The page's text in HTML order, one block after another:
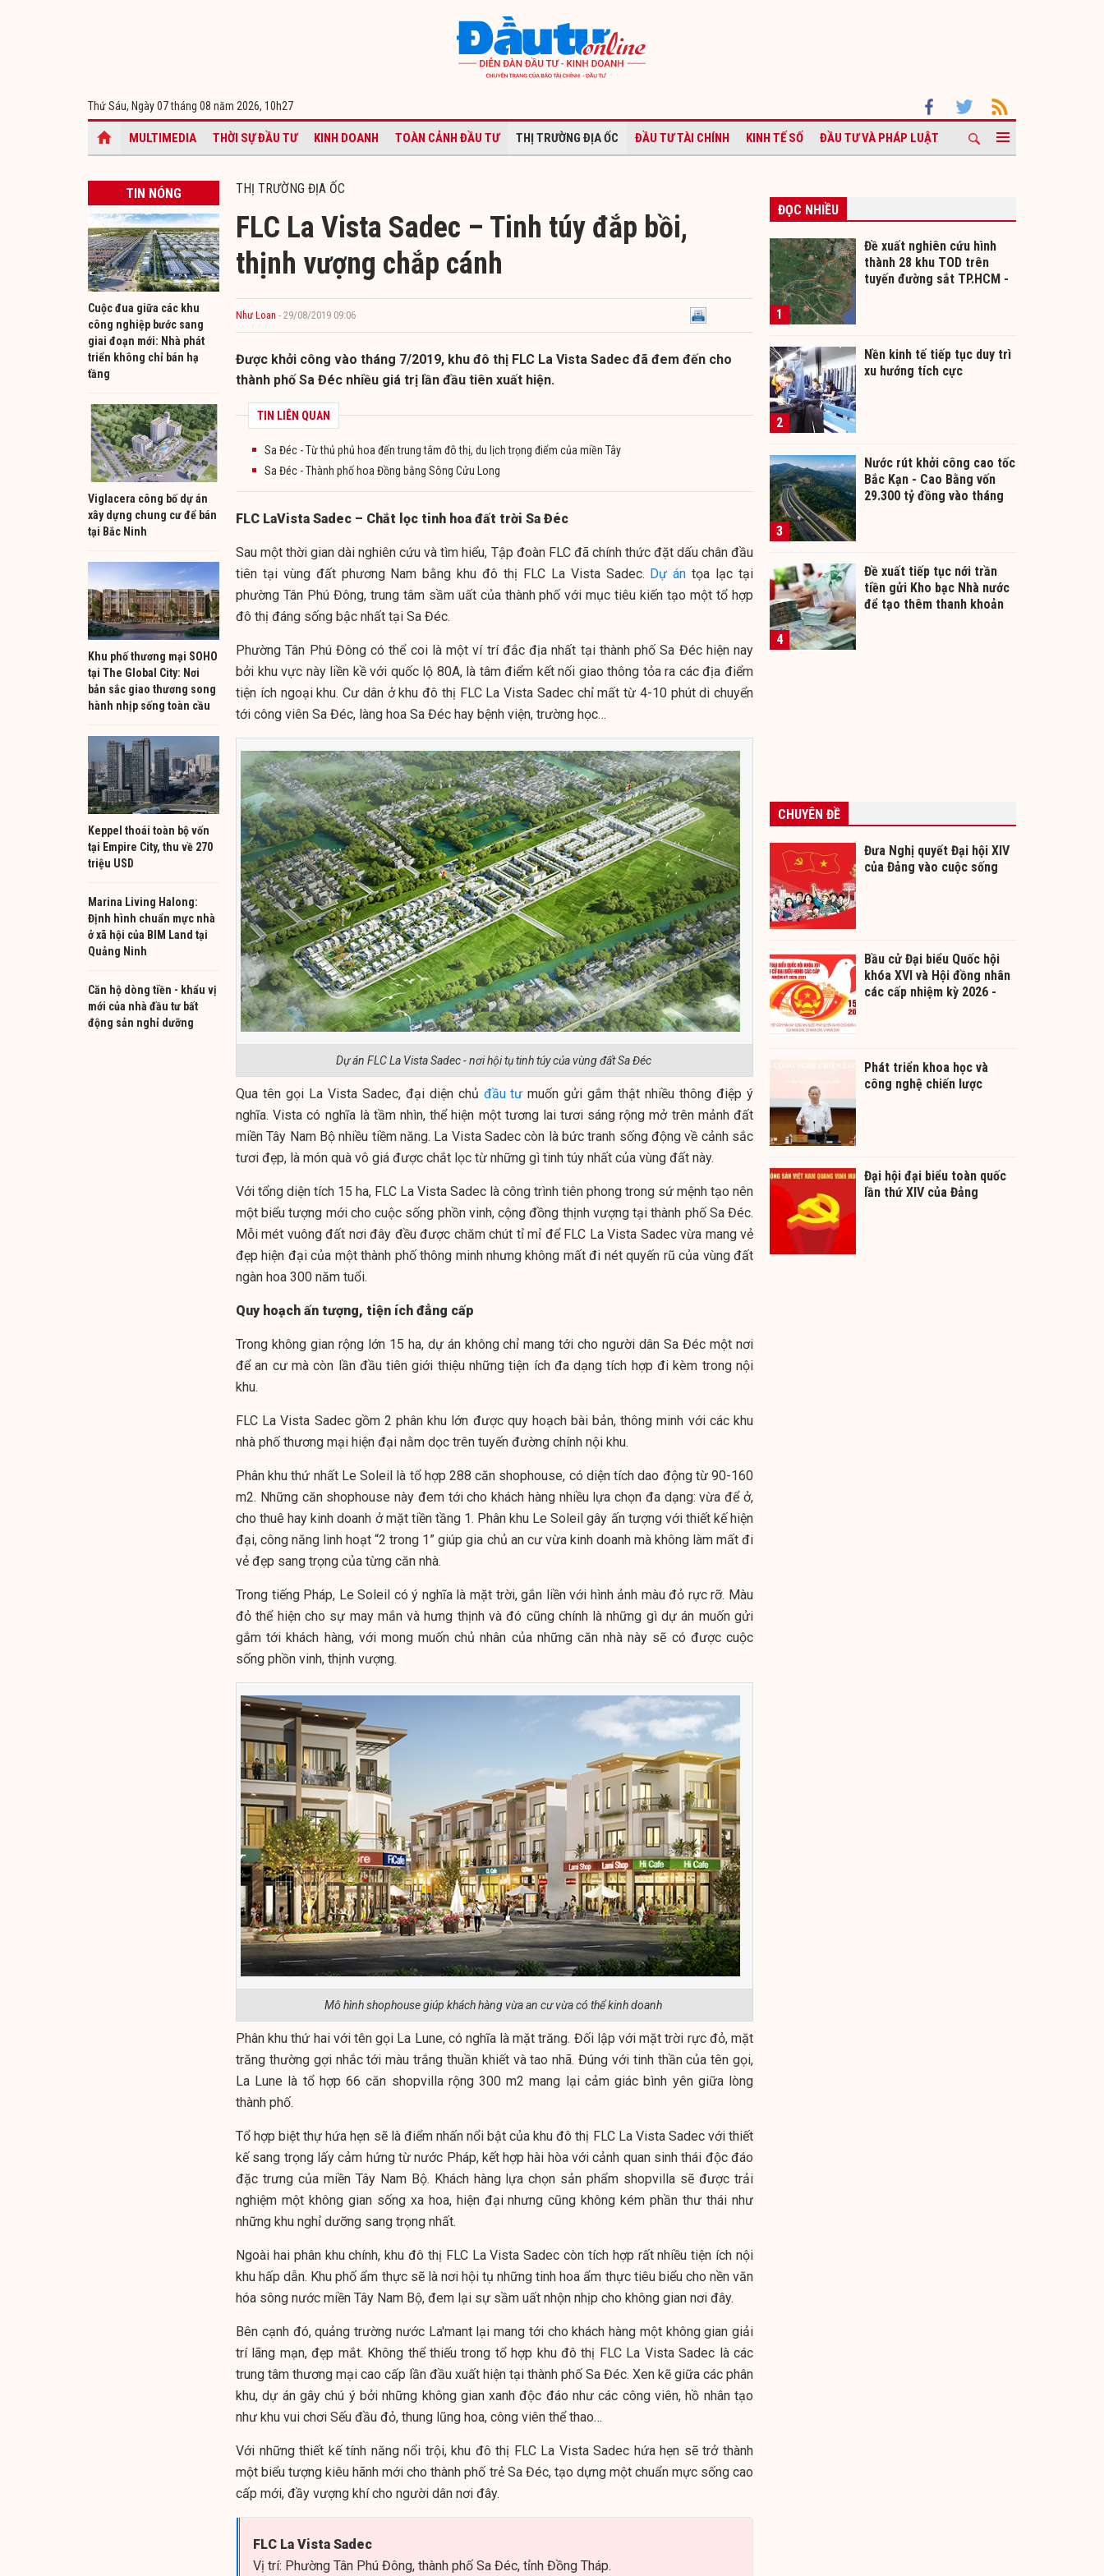
Thứ Sáu, Ngày 07 tháng 08 năm 2026, 10h27
MULTIMEDIA THỜI SỰ ĐẦU TƯ KINH DOANH TOÀN CẢNH ĐẦU TƯ THỊ TRƯỜNG ĐỊA ỐC ĐẦU TƯ TÀI CHÍNH KINH TẾ SỐ ĐẦU TƯ VÀ PHÁP LUẬT
TIN NÓNG
Cuộc đua giữa các khu
công nghiệp bước sang
giai đoạn mới: Nhà phát
triển không chỉ bán hạ
tầng
Viglacera công bố dự án
xây dựng chung cư để bán
tại Bắc Ninh
Khu phố thương mại SOHO
tại The Global City: Nơi
bản sắc giao thương song
hành nhịp sống toàn cầu
Keppel thoái toàn bộ vốn
tại Empire City, thu về 270
triệu USD
Marina Living Halong:
Định hình chuẩn mực nhà
ở xã hội của BIM Land tại
Quảng Ninh
Căn hộ dòng tiền - khẩu vị
mới của nhà đầu tư bất
động sản nghỉ dưỡng
THỊ TRƯỜNG ĐỊA ỐC
FLC La Vista Sadec – Tinh túy đắp bồi,
thịnh vượng chắp cánh
Như Loan - 29/08/2019 09:06
Được khởi công vào tháng 7/2019, khu đô thị FLC La Vista Sadec đã đem đến cho
thành phố Sa Đéc nhiều giá trị lần đầu tiên xuất hiện.
TIN LIÊN QUAN
Sa Đéc - Từ thủ phủ hoa đến trung tâm đô thị, du lịch trọng điểm của miền Tây
Sa Đéc - Thành phố hoa Đồng bằng Sông Cửu Long
FLC LaVista Sadec – Chắt lọc tinh hoa đất trời Sa Đéc
Sau một thời gian dài nghiên cứu và tìm hiểu, Tập đoàn FLC đã chính thức đặt dấu chân đầu
tiên tại vùng đất phương Nam bằng khu đô thị FLC La Vista Sadec. Dự án tọa lạc tại
phường Tân Phú Đông, trung tâm sầm uất của thành phố với mục tiêu kiến tạo một tổ hợp
đô thị đáng sống bậc nhất tại Sa Đéc.
Phường Tân Phú Đông có thể coi là một ví trí đắc địa nhất tại thành phố Sa Đéc hiện nay
bởi khu vực này liền kề với quốc lộ 80A, là tâm điểm kết nối giao thông tỏa ra các địa điểm
tiện ích ngoại khu. Cư dân ở khu đô thị FLC La Vista Sadec chỉ mất từ 4-10 phút di chuyển
tới công viên Sa Đéc, làng hoa Sa Đéc hay bệnh viện, trường học…
Dự án FLC La Vista Sadec - nơi hội tụ tinh túy của vùng đất Sa Đéc
Qua tên gọi La Vista Sadec, đại diện chủ đầu tư muốn gửi gắm thật nhiều thông điệp ý
nghĩa. Vista có nghĩa là tầm nhìn, thể hiện một tương lai tươi sáng rộng mở trên mảnh đất
miền Tây Nam Bộ nhiều tiềm năng. La Vista Sadec còn là bức tranh sống động về cảnh sắc
tươi đẹp, là món quà vô giá được chắt lọc từ những gì tinh túy nhất của vùng đất này.
Với tổng diện tích 15 ha, FLC La Vista Sadec là công trình tiên phong trong sứ mệnh tạo nên
một biểu tượng mới cho cuộc sống phồn vinh, cộng đồng thịnh vượng tại thành phố Sa Đéc.
Mỗi mét vuông đất nơi đây đều được chăm chút tỉ mỉ để FLC La Vista Sadec vừa mang vẻ
đẹp hiện đại của một thành phố thông minh nhưng không mất đi nét quyến rũ của vùng đất
ngàn hoa 300 năm tuổi.
Quy hoạch ấn tượng, tiện ích đẳng cấp
Trong không gian rộng lớn 15 ha, dự án không chỉ mang tới cho người dân Sa Đéc một nơi
để an cư mà còn lần đầu tiên giới thiệu những tiện ích đa dạng tích hợp đi kèm trong nội
khu.
FLC La Vista Sadec gồm 2 phân khu lớn được quy hoạch bài bản, thông minh với các khu
nhà phố thương mại hiện đại nằm dọc trên tuyến đường chính nội khu.
Phân khu thứ nhất Le Soleil là tổ hợp 288 căn shophouse, có diện tích dao động từ 90-160
m2. Những căn shophouse này đem tới cho khách hàng nhiều lựa chọn đa dạng: vừa để ở,
cho thuê hay kinh doanh ở mặt tiền tầng 1. Phân khu Le Soleil gây ấn tượng với thiết kế hiện
đại, công năng linh hoạt “2 trong 1” giúp gia chủ an cư vừa kinh doanh mà không làm mất đi
vẻ đẹp sang trọng của từng căn nhà.
Trong tiếng Pháp, Le Soleil có ý nghĩa là mặt trời, gắn liền với hình ảnh màu đỏ rực rỡ. Màu
đỏ thể hiện cho sự may mắn và hưng thịnh và đó cũng chính là những gì dự án muốn gửi
gắm tới khách hàng, với mong muốn chủ nhân của những căn nhà này sẽ có được cuộc
sống phồn vinh, thịnh vượng.
Mô hình shophouse giúp khách hàng vừa an cư vừa có thể kinh doanh
Phân khu thứ hai với tên gọi La Lune, có nghĩa là mặt trăng. Đối lập với mặt trời rực đỏ, mặt
trăng thường gợi nhắc tới màu trắng thuần khiết và tao nhã. Đúng với tinh thần của tên gọi,
La Lune là tổ hợp 66 căn shopvilla rộng 300 m2 mang lại cảm giác bình yên giữa lòng
thành phố.
Tổ hợp biệt thự hứa hẹn sẽ là điểm nhấn nổi bật của khu đô thị FLC La Vista Sadec với thiết
kế sang trọng lấy cảm hứng từ nước Pháp, kết hợp hài hòa với cảnh quan sinh thái độc đáo
đặc trưng của miền Tây Nam Bộ. Khách hàng lựa chọn sản phẩm shopvilla sẽ được trải
nghiệm một không gian sống xa hoa, hiện đại nhưng cũng không kém phần thư thái như
những khu nghỉ dưỡng sang trọng nhất.
Ngoài hai phân khu chính, khu đô thị FLC La Vista Sadec còn tích hợp rất nhiều tiện ích nội
khu hấp dẫn. Khu phố ẩm thực sẽ là nơi hội tụ những tinh hoa ẩm thực tiêu biểu cho nền văn
hóa sông nước miền Tây Nam Bộ, đem lại sự sầm uất nhộn nhịp cho không gian nơi đây.
Bên cạnh đó, quảng trường nước La'mant lại mang tới cho khách hàng một không gian giải
trí lãng mạn, đẹp mắt. Không thể thiếu trong tổ hợp khu đô thị FLC La Vista Sadec là các
trung tâm thương mại cao cấp lần đầu xuất hiện tại thành phố Sa Đéc. Xen kẽ giữa các phân
khu, dự án gây chú ý bởi những không gian xanh độc đáo như các công viên, hồ nhân tạo
như khu vui chơi Sếu đầu đỏ, thung lũng hoa, công viên thể thao…
Với những thiết kế tính năng nổi trội, khu đô thị FLC La Vista Sadec hứa hẹn sẽ trở thành
một biểu tượng kiêu hãnh mới cho thành phố trẻ Sa Đéc, tạo dựng một chuẩn mực sống cao
cấp mới, đầy vượng khí cho người dân nơi đây.
FLC La Vista Sadec
Vị trí: Phường Tân Phú Đông, thành phố Sa Đéc, tỉnh Đồng Tháp.
ĐỌC NHIỀU
1
Đề xuất nghiên cứu hình
thành 28 khu TOD trên
tuyến đường sắt TP.HCM -
2
Nền kinh tế tiếp tục duy trì
xu hướng tích cực
3
Nước rút khởi công cao tốc
Bắc Kạn - Cao Bằng vốn
29.300 tỷ đồng vào tháng
4
Đề xuất tiếp tục nới trần
tiền gửi Kho bạc Nhà nước
để tạo thêm thanh khoản
CHUYÊN ĐỀ
Đưa Nghị quyết Đại hội XIV
của Đảng vào cuộc sống
Bầu cử Đại biểu Quốc hội
khóa XVI và Hội đồng nhân
các cấp nhiệm kỳ 2026 -
Phát triển khoa học và
công nghệ chiến lược
Đại hội đại biểu toàn quốc
lần thứ XIV của Đảng